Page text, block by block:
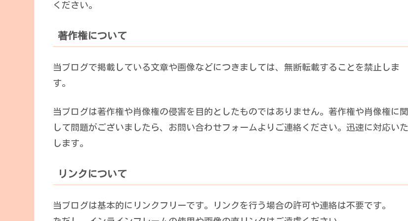
ください。
著作権について
当ブログで掲載している文章や画像などにつきましては、無断転載することを禁止しま
す。
当ブログは著作権や肖像権の侵害を目的としたものではありません。著作権や肖像権に関
して問題がございましたら、お問い合わせフォームよりご連絡ください。迅速に対応いた
します。
リンクについて
当ブログは基本的にリンクフリーです。リンクを行う場合の許可や連絡は不要です。